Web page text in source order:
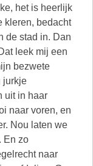
het is heerlijk
kleren, bedacht
de stad in. Dan
leek mij een
bezwete
jurkje
uit in haar
naar voren, en
Nou laten we
En zo
naar